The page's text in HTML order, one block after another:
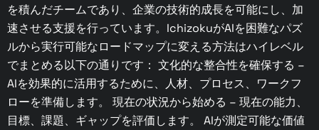
を積んだチームであり、企業の技術的成長を可能にし、加
速させる支援を行っています。IchizokuがAIを困難なパズ
ルから実行可能なロードマップに変える方法はハイレベル
でまとめる以下の通りです： 文化的な整合性を確保する –
AIを効果的に活用するために、人材、プロセス、ワークフ
ローを準備します。 現在の状況から始める – 現在の能力、
目標、課題、ギャップを評価します。 AIが測定可能な価値